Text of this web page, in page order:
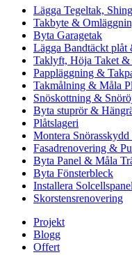
Lägga Tegeltak,
Takbyte &
Byta Garagetak
Lägga Bandtäckt plåt
Taklyft, Höja Taket
Pappläggning &
Takmålning & Måla
Snöskottning &
Byta stuprör &
Plåtslageri
Montera
Fasadrenovering &
Byta Panel & Måla
Byta Fönsterbleck
Installera
Skorstensrenovering
Projekt
Blogg
Offert